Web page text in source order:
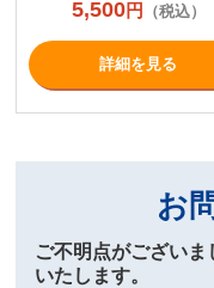
5,500円 （税込）
詳細を⾒る
お
ご不明点がござい
いたします。